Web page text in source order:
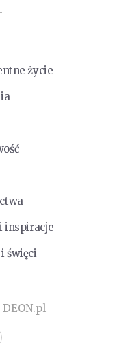
życie
inspiracje
święci
DEON.pl